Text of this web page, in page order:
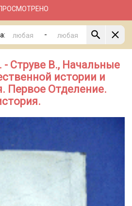
-
- Струве В., Начальные
истории и
Первое Отделение.